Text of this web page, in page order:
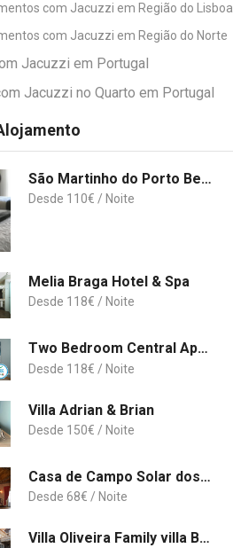
com Jacuzzi em Região do Lisboa
com Jacuzzi em Região do Norte
Jacuzzi em Portugal
Jacuzzi no Quarto em Portugal
São Martinho do Porto Beach Apartment
110€
Melia Braga Hotel & Spa
118€
Two Bedroom Central Apartment Lagos
118€
Villa Adrian & Brian
150€
Casa de Campo Solar dos Correia Alves
68€
Villa Oliveira Family villa BBQ Pool